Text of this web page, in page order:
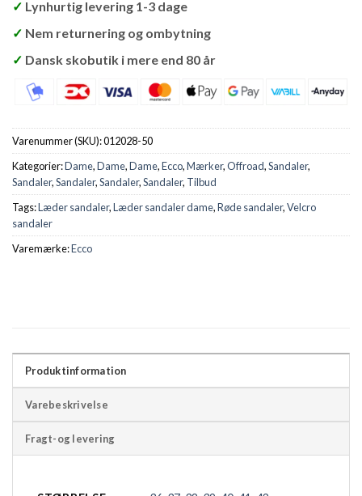
✓ Lynhurtig levering 1-3 dage
✓ Nem returnering og ombytning
✓ Dansk skobutik i mere end 80 år
Varenummer (SKU):012028-50
Kategorier:Dame,Dame,Dame,Ecco,Mærker,Offroad,Sandaler,
Sandaler,Sandaler,Sandaler,Sandaler, Tilbud
Tags:Læder sandaler,Læder sandaler dame,Røde sandaler,Velcro
sandaler
Varemærke:Ecco
Produktinformation
Varebeskrivelse
Fragt-og levering